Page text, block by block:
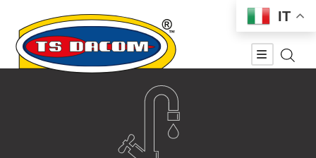
IT